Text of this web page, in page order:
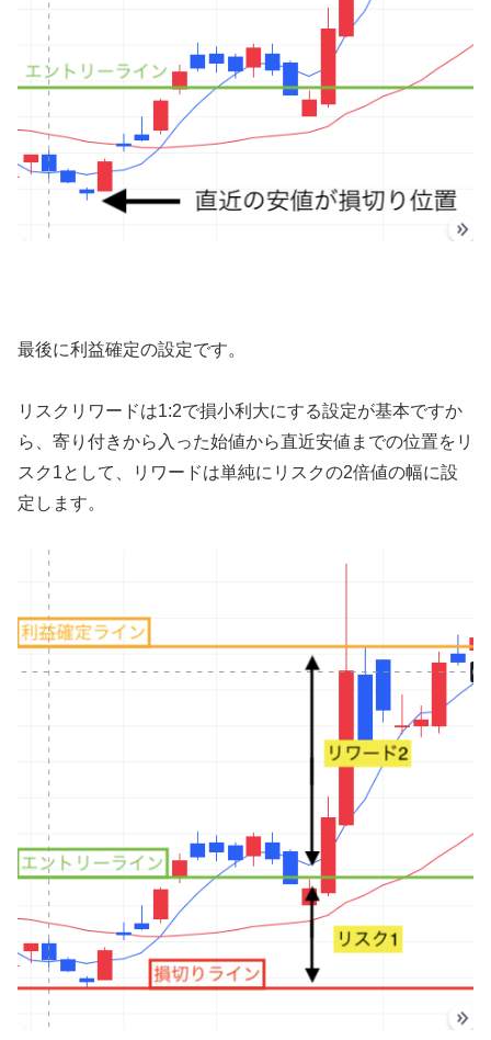
最後に利益確定の設定です。
リスクリワードは1:2で損小利大にする設定が基本ですか
ら、寄り付きから入った始値から直近安値までの位置をリ
スク1として、リワードは単純にリスクの2倍値の幅に設
定します。